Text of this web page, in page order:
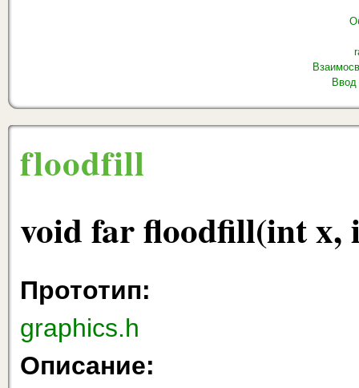
Ввод
floodfill
void far floodfill(int x,
Прототип:
graphics.h
Описание: